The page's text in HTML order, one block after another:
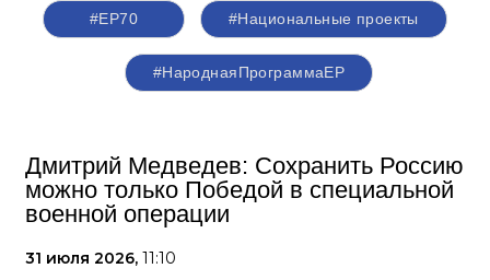
#ЕР70 #Национальные проекты
#НароднаяПрограммаЕР
Дмитрий Медведев: Сохранить Россию
можно только Победой в специальной
военной операции
31 июля 2026, 11:10